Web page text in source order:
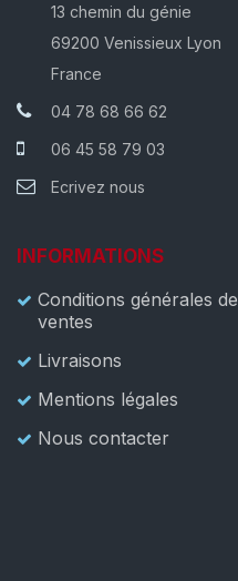
13 chemin du génie
69200 Venissieux Lyon
France
04 78 68 66 62
06 45 58 79 03
Ecrivez nous
INFORMATIONS
Conditions générales de
ventes
Livraisons
Mentions légales
Nous contacter